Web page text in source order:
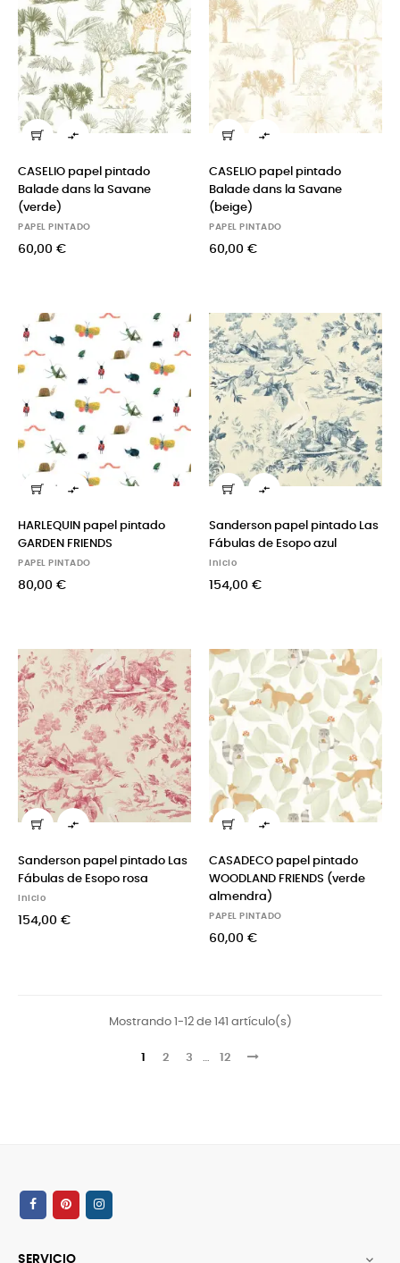

CASELIO papel pintado
Balade dans la Savane
(verde)
PAPEL PINTADO
60,00 €

CASELIO papel pintado
Balade dans la Savane
(beige)
PAPEL PINTADO
60,00 €

HARLEQUIN papel pintado
GARDEN FRIENDS
PAPEL PINTADO
80,00 €

Sanderson papel pintado Las
Fábulas de Esopo azul
Inicio
154,00 €

Sanderson papel pintado Las
Fábulas de Esopo rosa
Inicio
154,00 €

CASADECO papel pintado
WOODLAND FRIENDS (verde
almendra)
PAPEL PINTADO
60,00 €
Mostrando 1-12 de 141 artículo(s)
1 2 3 … 12
SERVICIO